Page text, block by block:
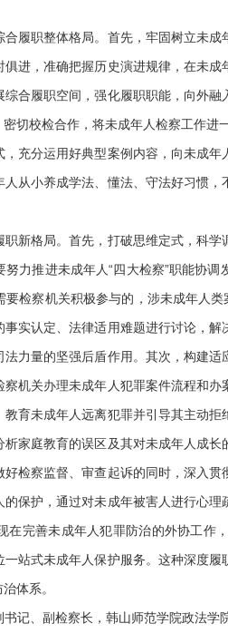
职整体格局。首先，牢固树立未成
进，准确把握历史演进规律，在未
合履职空间，强化履职职能，向外
切校检合作，将未成年人检察工作进
充分运用好典型案例内容，向未成
从小养成学法、懂法、守法好习惯
格局。首先，打破思维定式，科学
力推进未成年人“四大检察”职能协
检察机关积极参与的，涉未成年人
实认定、法律适用难题进行讨论，
力量的坚强后盾作用。其次，构建
机关办理未成年人犯罪案件流程和
育未成年人远离犯罪并引导其主动
家庭教育的误区及其对未成年人成
检察监督、审查起诉的同时，深入
保护，通过对未成年被害人进行心
在完善未成年人犯罪防治的外协工
站式未成年人保护服务。这种深度
体系。
、副检察长，韩山师范学院政法学